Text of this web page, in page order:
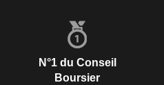
N°1 du Conseil
Boursier